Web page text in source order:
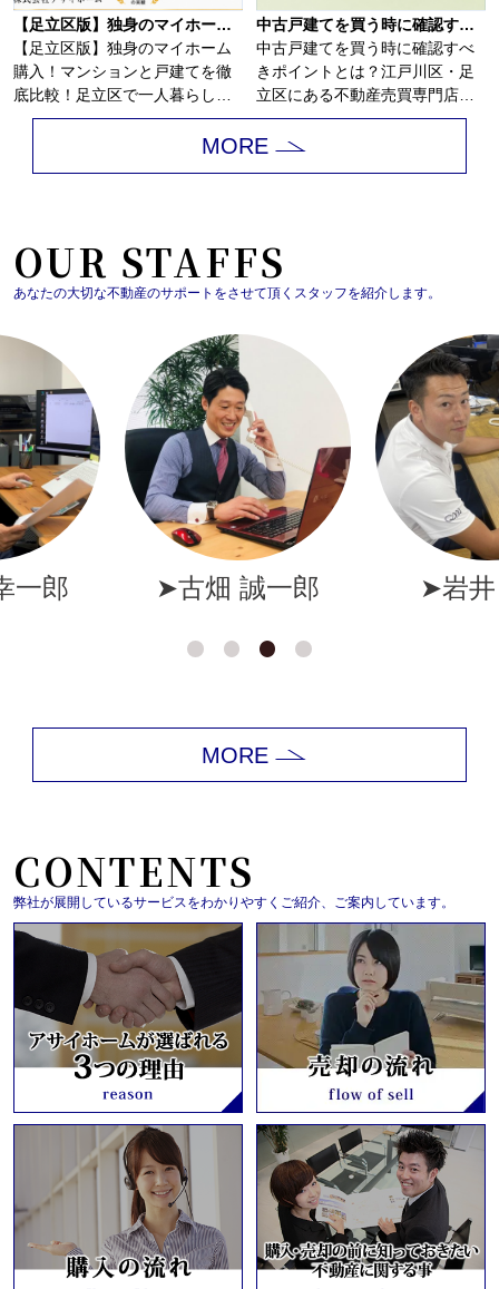
【足立区版】独身のマイホーム購入！マンションと戸建てを徹底比較！
【足立区版】独身のマイホーム
購入！マンションと戸建てを徹
底比較！足立区で一人暮らしを
していると、賃貸...
中古戸建てを買う時に確認すべきポイントとは？
中古戸建てを買う時に確認すべ
きポイントとは？江戸川区・足
立区にある不動産売買専門店
「株式会社アサイホ...
MORE
OUR STAFFS
あなたの大切な不動産のサポートをさせて頂くスタッフを紹介します。
一郎 ➤古畑 誠一郎 ➤岩
MORE
CONTENTS
弊社が展開しているサービスをわかりやすくご紹介、ご案内しています。